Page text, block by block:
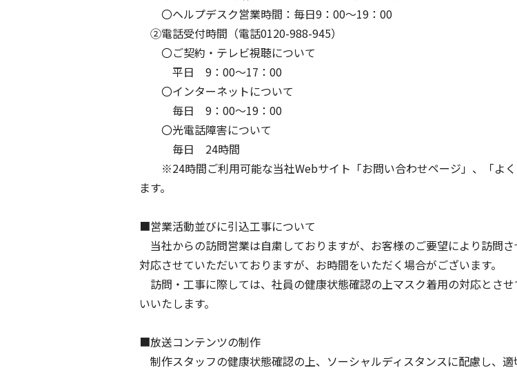
〇ヘルプデスク営業時間：毎日9：00～19：00
②電話受付時間（電話0120-988-945）
〇ご契約・テレビ視聴について
平日 9：00～17：00
〇インターネットについて
毎日 9：00～19：00
〇光電話障害について
毎日 24時間
※24時間ご利用可能な当社Webサイト「お問い合わせページ」、「よく
ます。
■営業活動並びに引込工事について
当社からの訪問営業は自粛しておりますが、お客様のご要望により訪問
対応させていただいておりますが、お時間をいただく場合がございます。
訪問・工事に際しては、社員の健康状態確認の上マスク着用の対応とさ
いいたします。
■放送コンテンツの制作
制作スタッフの健康状態確認の上、ソーシャルディスタンスに配慮し、適